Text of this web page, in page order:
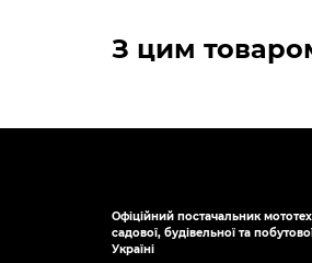
З цим
Офіційний постачальник
садової, будівельної та
Україні